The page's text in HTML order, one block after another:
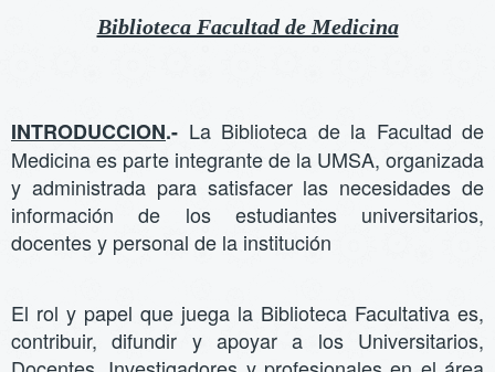
Biblioteca Facultad de Medicina
INTRODUCCION.- La Biblioteca de la Facultad de
Medicina es parte integrante de la UMSA, organizada
y administrada para satisfacer las necesidades de
información de los estudiantes universitarios,
docentes y personal de la institución
El rol y papel que juega la Biblioteca Facultativa es,
contribuir, difundir y apoyar a los Universitarios,